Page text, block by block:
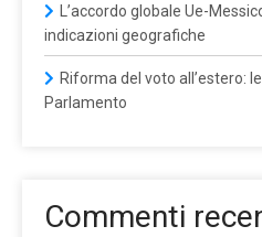
L’accordo globale Ue-
indicazioni geografiche
Riforma del voto all’estero:
Parlamento
Commenti